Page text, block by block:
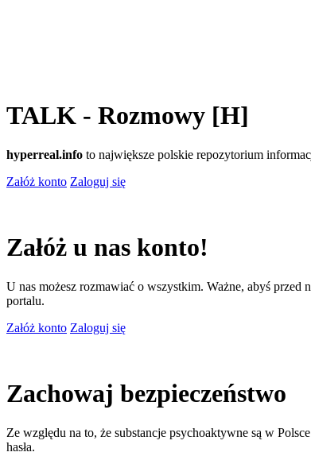
TALK - Rozmowy [H]
hyperreal.info to największe polskie repozytorium
Załóż konto Zaloguj się
Załóż u nas konto!
U nas możesz rozmawiać o wszystkim. Ważne, abyś przed
portalu.
Załóż konto Zaloguj się
Zachowaj bezpieczeństwo
Ze względu na to, że substancje psychoaktywne są w
hasła.